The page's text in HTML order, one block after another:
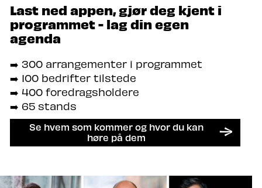
Last ned appen, gjør deg kjent i
programmet - lag din egen
agenda
➡️ 300 arrangementer i programmet
➡️ 100 bedrifter tilstede
➡️ 400 foredragsholdere
➡️ 65 stands
Se hvem som kommer og hvor du kan
høre på dem